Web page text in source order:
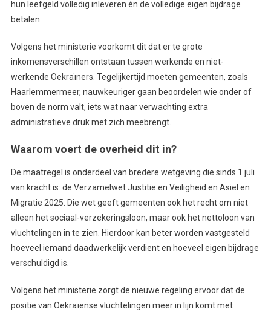
hun leefgeld volledig inleveren én de volledige eigen bijdrage
betalen.
Volgens het ministerie voorkomt dit dat er te grote
inkomensverschillen ontstaan tussen werkende en niet-
werkende Oekraïners. Tegelijkertijd moeten gemeenten, zoals
Haarlemmermeer, nauwkeuriger gaan beoordelen wie onder of
boven de norm valt, iets wat naar verwachting extra
administratieve druk met zich meebrengt.
Waarom voert de overheid dit in?
De maatregel is onderdeel van bredere wetgeving die sinds 1 juli
van kracht is: de Verzamelwet Justitie en Veiligheid en Asiel en
Migratie 2025. Die wet geeft gemeenten ook het recht om niet
alleen het sociaal-verzekeringsloon, maar ook het nettoloon van
vluchtelingen in te zien. Hierdoor kan beter worden vastgesteld
hoeveel iemand daadwerkelijk verdient en hoeveel eigen bijdrage
verschuldigd is.
Volgens het ministerie zorgt de nieuwe regeling ervoor dat de
positie van Oekraïense vluchtelingen meer in lijn komt met